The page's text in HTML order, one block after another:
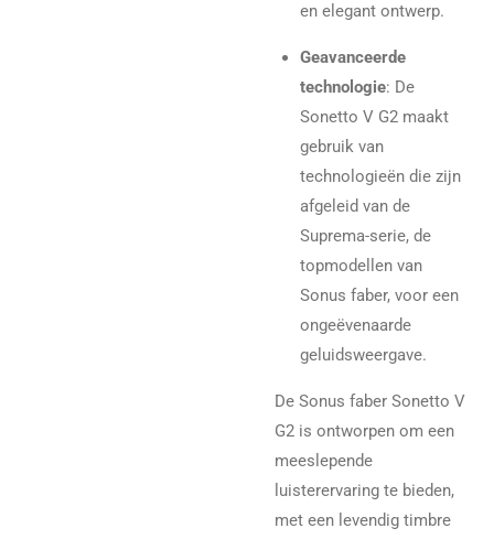
en elegant ontwerp.
Geavanceerde
technologie: De
Sonetto V G2 maakt
gebruik van
technologieën die zijn
afgeleid van de
Suprema-serie, de
topmodellen van
Sonus faber, voor een
ongeëvenaarde
geluidsweergave.
De Sonus faber Sonetto V
G2 is ontworpen om een
meeslepende
luisterervaring te bieden,
met een levendig timbre